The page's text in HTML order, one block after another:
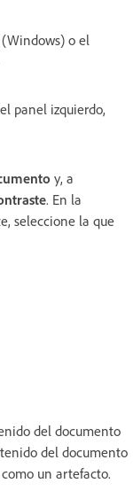
(Windows) o el
panel izquierdo,
y, a
. En la
seleccione la que
del documento
del documento
un artefacto.